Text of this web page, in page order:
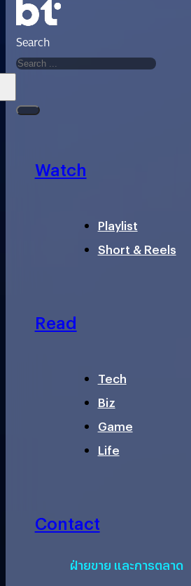
Search
Watch
Playlist
Short & Reels
Read
Tech
Biz
Game
Life
Contact
ฝ่ายขาย และการตลาด